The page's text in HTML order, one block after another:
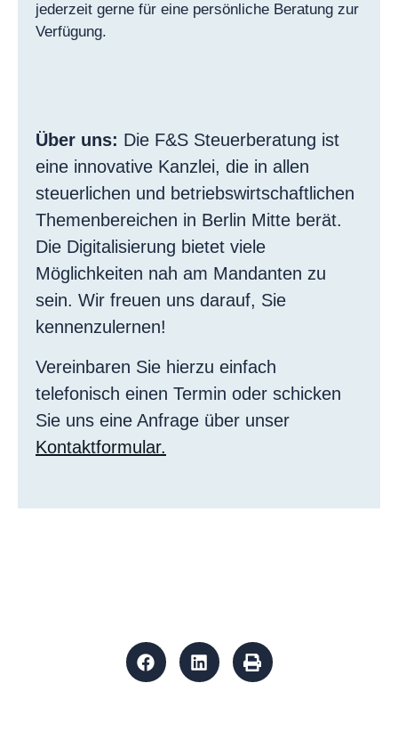
jederzeit gerne für eine persönliche Beratung zur
Verfügung.
Über uns: Die F&S Steuerberatung ist
eine innovative Kanzlei, die in allen
steuerlichen und betriebswirtschaftlichen
Themenbereichen in Berlin Mitte berät.
Die Digitalisierung bietet viele
Möglichkeiten nah am Mandanten zu
sein. Wir freuen uns darauf, Sie
kennenzulernen!
Vereinbaren Sie hierzu einfach
telefonisch einen Termin oder schicken
Sie uns eine Anfrage über unser
Kontaktformular.